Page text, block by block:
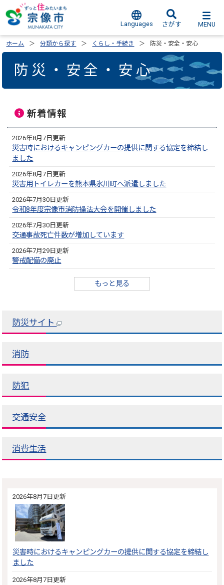
Languages さがす MENU
ホーム 分類から探す くらし・手続き 防災・安全・安心
防災・安全・安心
新着情報
2026年8月7日更新
災害時におけるキャンピングカーの提供に関する協定を締結し
ました
2026年8月7日更新
災害用トイレカーを熊本県氷川町へ派遣しました
2026年7月30日更新
令和8年度宗像市消防操法大会を開催しました
2026年7月30日更新
交通事故死亡件数が増加しています
2026年7月29日更新
警戒配備の廃止
もっと見る
防災サイト
消防
防犯
交通安全
消費生活
2026年8月7日更新
災害時におけるキャンピングカーの提供に関する協定を締結し
ました
2026年8月7日更新